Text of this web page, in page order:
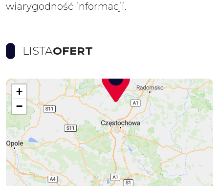
wiarygodność informacji.
LISTAOFERT
+
−